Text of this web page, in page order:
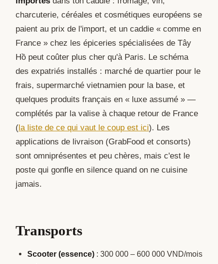
charcuterie, céréales et cosmétiques européens se
paient au prix de l'import, et un caddie « comme en
France » chez les épiceries spécialisées de Tây
Hồ peut coûter plus cher qu'à Paris. Le schéma
des expatriés installés : marché de quartier pour le
frais, supermarché vietnamien pour la base, et
quelques produits français en « luxe assumé » —
complétés par la valise à chaque retour de France
(la liste de ce qui vaut le coup est ici). Les
applications de livraison (GrabFood et consorts)
sont omniprésentes et peu chères, mais c'est le
poste qui gonfle en silence quand on ne cuisine
jamais.
Transports
Scooter (essence) : 300 000 – 600 000 VND/mois